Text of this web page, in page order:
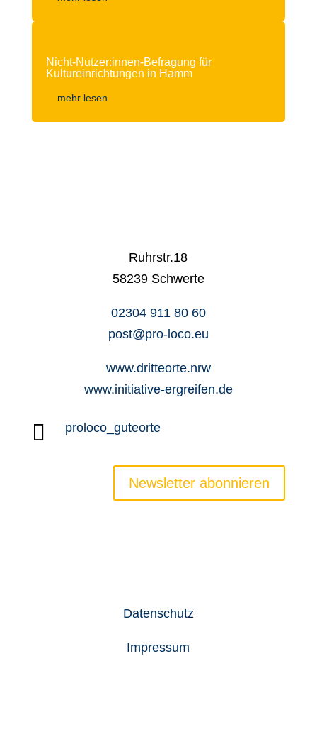
Nicht-Nutzer:innen-Befragung für
Kultureinrichtungen in Hamm
mehr lesen
Ruhrstr.18
58239 Schwerte
02304 911 80 60
post@pro-loco.eu
www.dritteorte.nrw
www.initiative-ergreifen.de
 proloco_guteorte
Newsletter abonnieren
Datenschutz
Impressum